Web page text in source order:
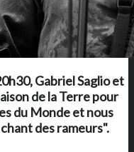
Gabriel Saglio et
de la Terrepour
du Monde et nous
des rameurs".